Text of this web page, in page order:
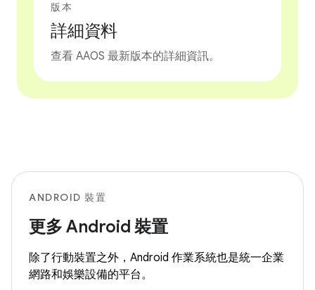
版本
詳細資料
查看 AAOS 最新版本的詳細資訊。
ANDROID 裝置
更多 Android 裝置
除了行動裝置之外，Android 作業系統也是統一企業
網路和娛樂設備的平台。